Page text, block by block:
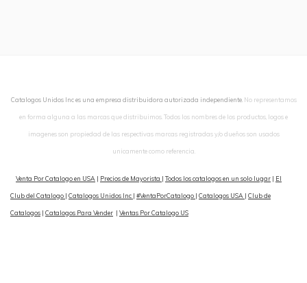
Catalogos Unidos Inc es una empresa distribuidora autorizada independiente. No representamos
en forma alguna a las marcas que distribuimos. Todos los nombres de los productos, logos e
imagenes son propiedad de las respectivas marcas registradas y/o dueños son usados
unicamente como referencia.
Venta Por Catalogo en USA | Precios de Mayorista | Todos los catalogos en un solo lugar | El
Club del Catalogo | Catalogos Unidos Inc | #VentaPorCatalogo | Catalogos USA | Club de
Catalogos | Catalogos Para Vender | Ventas Por Catalogo US